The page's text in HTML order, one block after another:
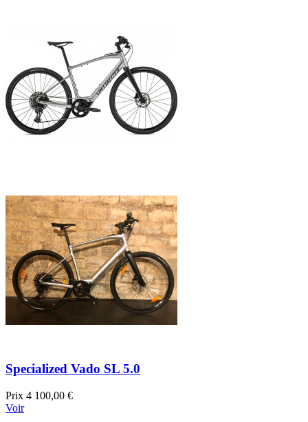
Specialized Vado SL 5.0
Prix 4 100,00 €
Voir